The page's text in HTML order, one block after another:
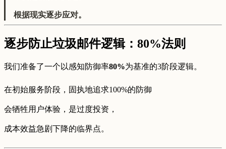
根据现实逐步应对。
逐步防止垃圾邮件逻辑：80%法则
我们准备了一个以感知防御率80%为基准的3阶段逻辑。
在初始服务阶段，固执地追求100%的防御
会牺牲用户体验，是过度投资，
成本效益急剧下降的临界点。